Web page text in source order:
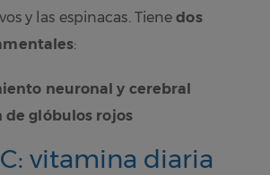
y las espinacas. Tienedos
:
neuronal y cerebral
de glóbulos rojos
vitamina diaria